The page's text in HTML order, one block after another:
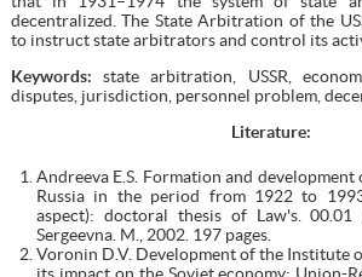
decentralized. The State Arbitration of the
to instruct state arbitrators and control its
Keywords: state arbitration, USSR,
disputes, jurisdiction, personnel problem,
Literature:
Andreeva E.S. Formation and
Russia in the period from 1922 to
aspect): doctoral thesis of Law's. 00.01
Sergeevna. M., 2002. 197 pages.
Voronin D.V. Development of the Institute
its impact on the Soviet economy: Union-